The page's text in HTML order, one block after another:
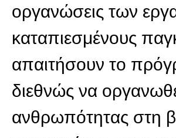
οργανώσεις των
καταπιεσμένους
απαιτήσουν το
διεθνώς να
ανθρωπότητας στη